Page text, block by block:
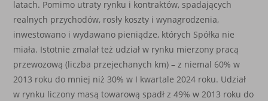
latach. Pomimo utraty rynku i kontraktów, spadających
realnych przychodów, rosły koszty i wynagrodzenia,
inwestowano i wydawano pieniądze, których Spółka nie
miała. Istotnie zmalał też udział w rynku mierzony pracą
przewozową (liczba przejechanych km) – z niemal 60% w
2013 roku do mniej niż 30% w I kwartale 2024 roku. Udział
w rynku liczony masą towarową spadł z 49% w 2013 roku do